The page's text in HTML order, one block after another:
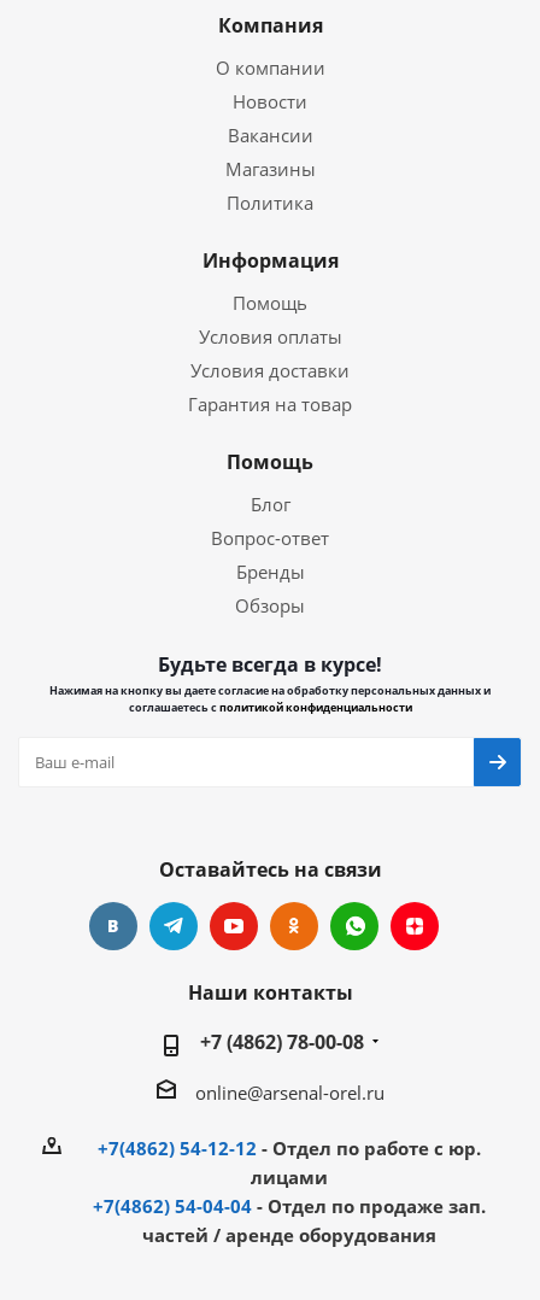
Компания
О компании
Новости
Вакансии
Магазины
Политика
Информация
Помощь
Условия оплаты
Условия доставки
Гарантия на товар
Помощь
Блог
Вопрос-ответ
Бренды
Обзоры
Будьте всегда в курсе!
Нажимая на кнопку вы даете согласие на обработку персональных данных и
соглашаетесь сполитикой конфиденциальности
Оставайтесь на связи
Наши контакты
+7 (4862) 78-00-08
online@arsenal-orel.ru
+7(4862) 54-12-12 - Отдел по работе с юр.
лицами
+7(4862) 54-04-04 - Отдел по продаже зап.
частей / аренде оборудования